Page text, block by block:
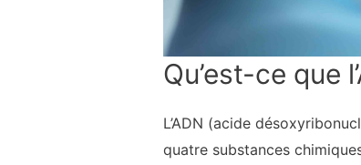
Qu’est-ce que
L’ADN (acide
quatre substances